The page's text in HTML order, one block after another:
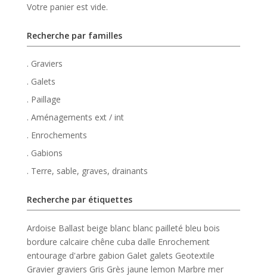
Votre panier est vide.
Recherche par familles
. Graviers
. Galets
. Paillage
. Aménagements ext / int
. Enrochements
. Gabions
. Terre, sable, graves, drainants
Recherche par étiquettes
Ardoise Ballast beige blanc blanc pailleté bleu bois
bordure calcaire chêne cuba dalle Enrochement
entourage d'arbre gabion Galet galets Geotextile
Gravier graviers Gris Grès jaune lemon Marbre mer